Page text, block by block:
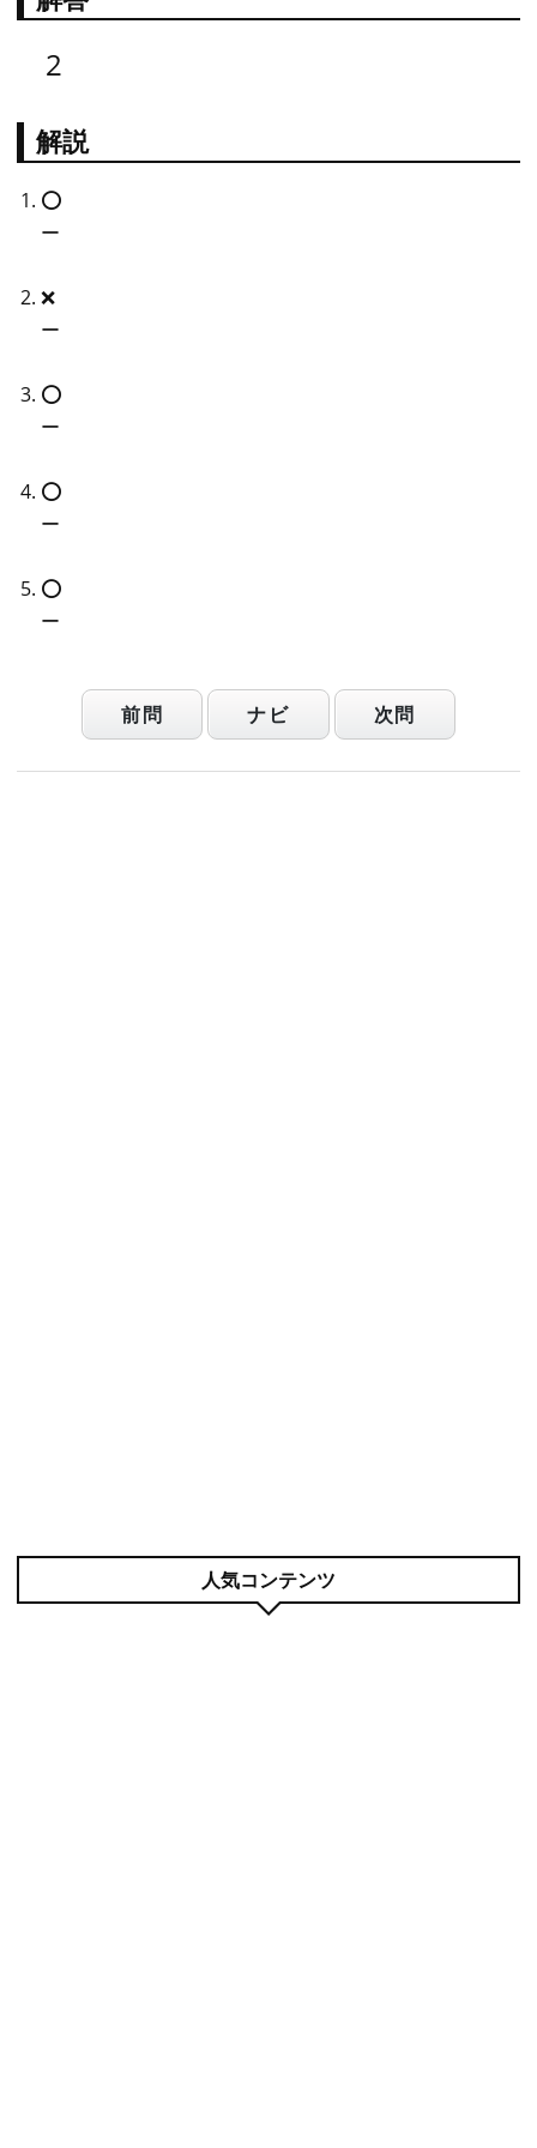
2
解説
⭕️
ー
❌
ー
⭕️
ー
⭕️
ー
⭕️
ー
前問 ナビ 次問
人気コンテンツ